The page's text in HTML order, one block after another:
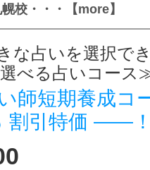
校・・・【more】
な占いを選択で
べる占いコー
師短期養成
割引特価 ――